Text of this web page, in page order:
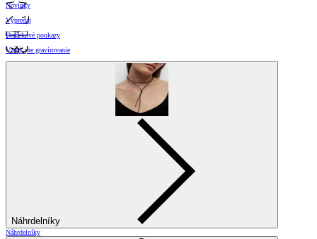
Novinky
Výpredaj
Darčekové poukazy
Vzory pre gravírovanie
Náhrdelníky
Náhrdelníky